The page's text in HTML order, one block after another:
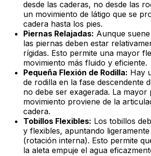
desde las caderas, no desde las
un movimiento de látigo que se
cadera hasta los pies.
Piernas Relajadas: Aunque
las piernas deben estar
rígidas. Esto permite una mayor
movimiento más fluido y eficiente.
Pequeña Flexión de Rodilla: Hay
de rodilla en la fase descendente
no debe ser exagerada. La mayor
movimiento proviene de la
cadera.
Tobillos Flexibles: Los tobillos
y flexibles, apuntando
(rotación interna). Esto permite
la aleta empuje el agua